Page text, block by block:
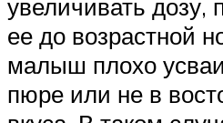
увеличивать дозу,
ее до возрастной
малыш плохо
пюре или не в